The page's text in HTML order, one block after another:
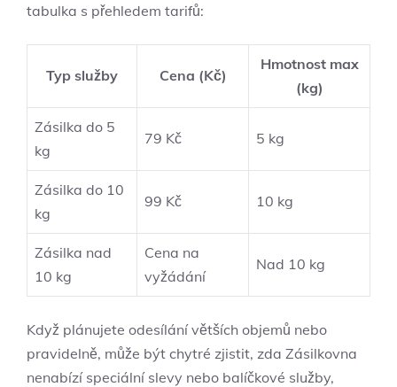
tabulka s přehledem tarifů:
Typ služby Cena (Kč)
Hmotnost max
(kg)
Zásilka do 5
kg
79 Kč 5 kg
Zásilka do 10
kg
99 Kč 10 kg
Zásilka nad
10 kg
Cena na
vyžádání
Nad 10 kg
Když plánujete odesílání větších objemů nebo
pravidelně, může být chytré zjistit, zda Zásilkovna
nenabízí speciální slevy nebo balíčkové služby,